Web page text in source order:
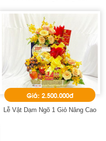
Giá: 2.500.000đ
Lễ Vật Dạm Ngõ 1 Giỏ Nâng Cao